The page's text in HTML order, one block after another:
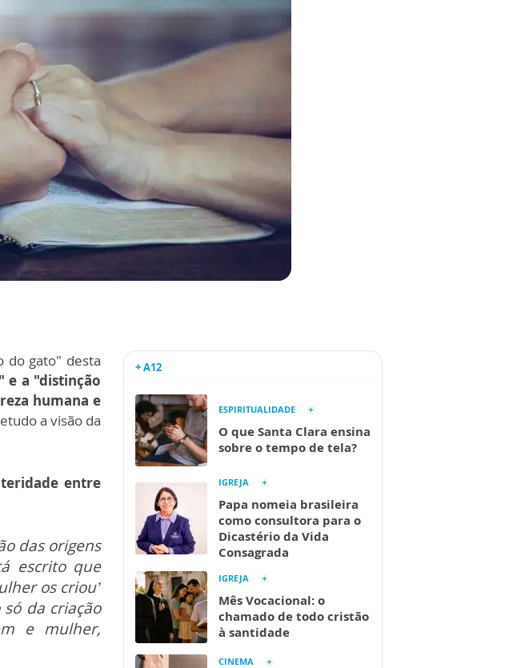
do gato" desta
e a "distinção
humana e
a visão da
entre
das origens
escrito que
os criou’
da criação
e mulher,
+ A12
ESPIRITUALIDADE
O que Santa Clara ensina
sobre o tempo de tela?
IGREJA
Papa nomeia brasileira
como consultora para o
Dicastério da Vida
Consagrada
IGREJA
Mês Vocacional: o
chamado de todo cristão
à santidade
CINEMA